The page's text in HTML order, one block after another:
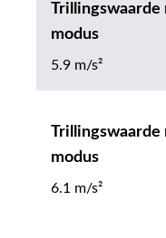
modus
5.9 m/s²
modus
6.1 m/s²